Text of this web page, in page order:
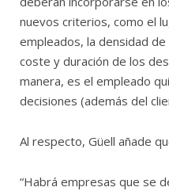
nuevos criterios, como el
empleados, la densidad
coste y duración de los
manera, es el empleado
decisiones (además del
Al respecto, Güell añade
“Habrá empresas que se